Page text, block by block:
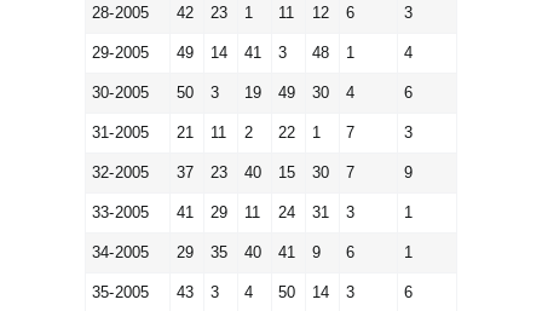
28-2005 42 23 1 11 12 6 3
29-2005 49 14 41 3 48 1 4
30-2005 50 3 19 49 30 4 6
31-2005 21 11 2 22 1 7 3
32-2005 37 23 40 15 30 7 9
33-2005 41 29 11 24 31 3 1
34-2005 29 35 40 41 9 6 1
35-2005 43 3 4 50 14 3 6